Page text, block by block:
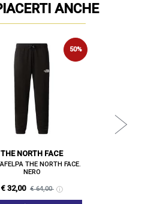
ANCHE
50%
THE NORTH FACE
THE NORTH FACE.
NERO
€ 32,00 € 64,00